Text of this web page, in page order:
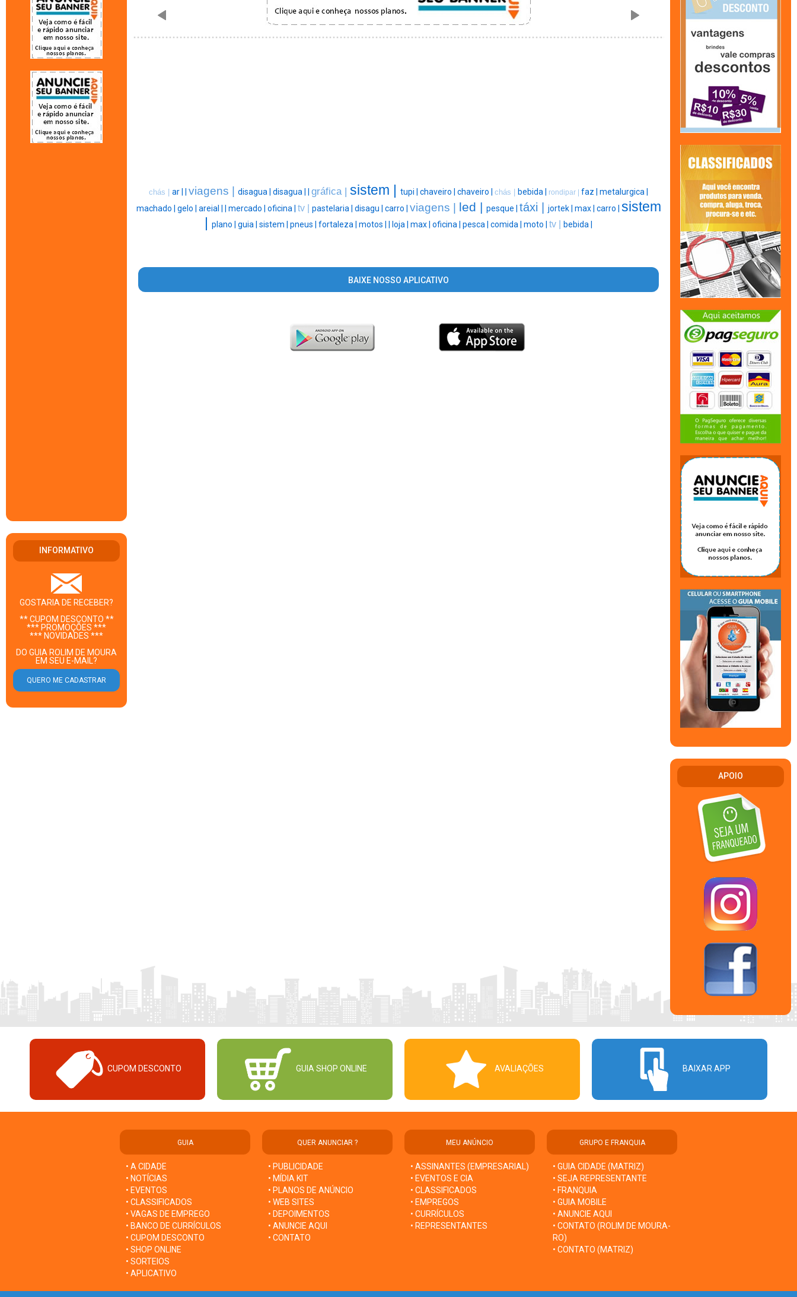
INFORMATIVO
GOSTARIA DE RECEBER?
** CUPOM DESCONTO **
*** PROMOÇÕES ***
*** NOVIDADES ***
DO GUIA ROLIM DE MOURA
EM SEU E-MAIL?
chás | ar | viagens | disagua | disagua | gráfica | sistem | tupi | chaveiro | chaveiro | chás | bebida | rondipar | faz | metalurgica |
machado | gelo | areial | mercado | oficina | tv | pastelaria | disagu | carro | viagens | led | pesque | táxi | jortek | max | carro | sistem
plano | guia | sistem | pneus | fortaleza | motos | loja | max | oficina | pesca | comida | moto | tv | bebida |
BAIXE NOSSO APLICATIVO
APOIO
CUPOM DESCONTO GUIA SHOP ONLINE AVALIAÇÕES BAIXAR APP
GUIA
• A CIDADE
• NOTÍCIAS
• EVENTOS
• CLASSIFICADOS
• VAGAS DE EMPREGO
• BANCO DE CURRÍCULOS
• CUPOM DESCONTO
• SHOP ONLINE
• SORTEIOS
• APLICATIVO
QUER ANUNCIAR ?
• PUBLICIDADE
• MÍDIA KIT
• PLANOS DE ANÚNCIO
• WEB SITES
• DEPOIMENTOS
• ANUNCIE AQUI
• CONTATO
MEU ANÚNCIO
• ASSINANTES (EMPRESARIAL)
• EVENTOS E CIA
• CLASSIFICADOS
• EMPREGOS
• CURRÍCULOS
• REPRESENTANTES
GRUPO E FRANQUIA
• GUIA CIDADE (MATRIZ)
• SEJA REPRESENTANTE
• FRANQUIA
• GUIA MOBILE
• ANUNCIE AQUI
• CONTATO (ROLIM DE MOURA-
RO)
• CONTATO (MATRIZ)